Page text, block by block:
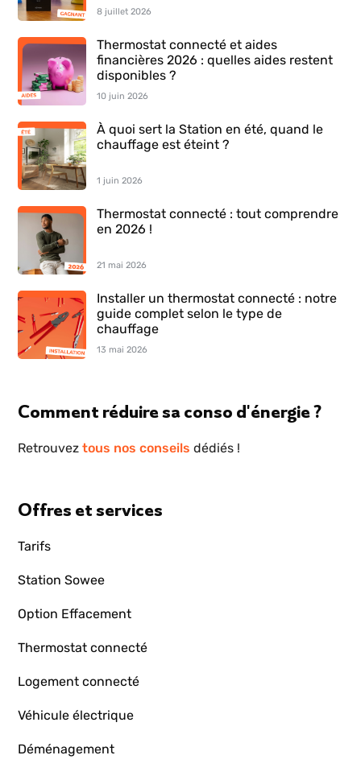
8 juillet 2026
Thermostat connecté et aides
financières 2026 : quelles aides restent
disponibles ?
10 juin 2026
À quoi sert la Station en été, quand le
chauffage est éteint ?
1 juin 2026
Thermostat connecté : tout comprendre
en 2026 !
21 mai 2026
Installer un thermostat connecté : notre
guide complet selon le type de
chauffage
13 mai 2026
Comment réduire sa conso d'énergie ?
Retrouveztous nos conseils dédiés !
Offres et services
Tarifs
Station Sowee
Option Effacement
Thermostat connecté
Logement connecté
Véhicule électrique
Déménagement